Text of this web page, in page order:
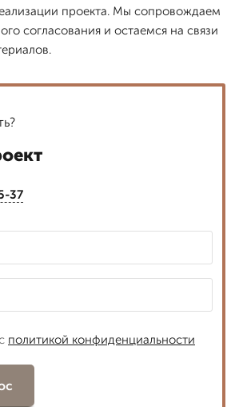
проекта. Мы сопровождаем
согласования и остаемся на связи
37
политикой конфиденциальности